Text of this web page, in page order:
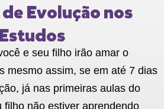
Evolução nos
Estudos
e seu filho irão amar o
mesmo assim, se em até 7 dias
já nas primeiras aulas do
filho não estiver aprendendo